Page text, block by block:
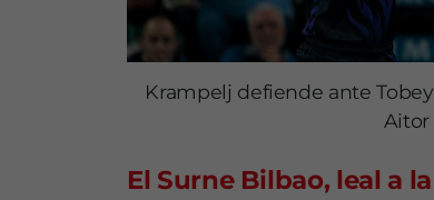
Krampelj defiende ante
Aitor
El Surne Bilbao, leal a